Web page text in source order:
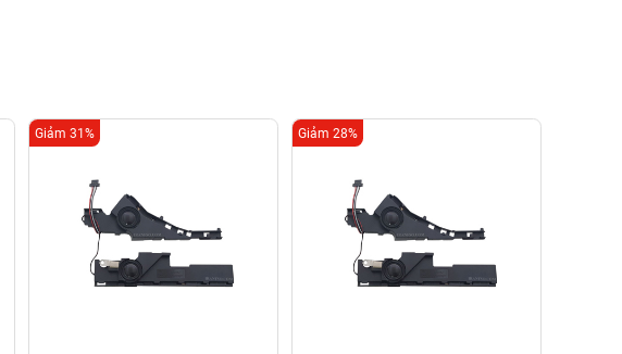
Giảm 31% Giảm 28%